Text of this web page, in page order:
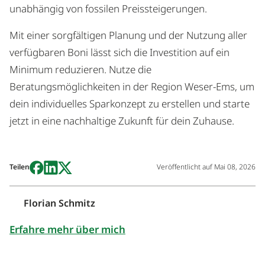
unabhängig von fossilen Preissteigerungen.
Mit einer sorgfältigen Planung und der Nutzung aller
verfügbaren Boni lässt sich die Investition auf ein
Minimum reduzieren. Nutze die
Beratungsmöglichkeiten in der Region Weser-Ems, um
dein individuelles Sparkonzept zu erstellen und starte
jetzt in eine nachhaltige Zukunft für dein Zuhause.
Teilen Veröffentlicht aufMai 08, 2026
Florian Schmitz
Erfahre mehr über mich